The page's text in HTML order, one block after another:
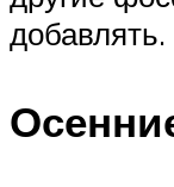
добавлять.